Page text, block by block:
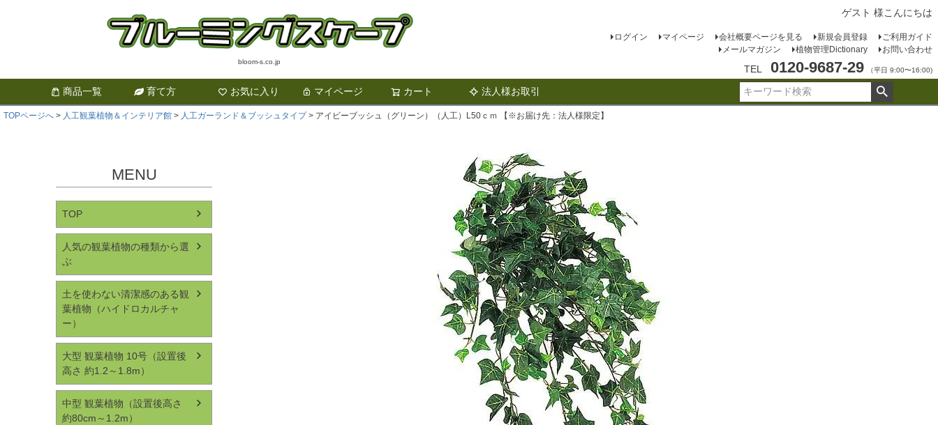
bloom-s.co.jp
ゲスト 様こんにちは
ログイン マイページ 会社概要ページを見る 新規会員登録
ご利用ガイド
メールマガジン
植物管理Dictionary お問い合わせ
TEL 0120-9687-29 （平日 9:00〜16:00)
商品一覧 育て方 お気に入り マイページ カート 法人様お取引
検索
TOPページへ 人工観葉植物＆インテリア館 人工ガーランド＆ブッシュタイプ アイビーブッシュ（グリーン）（人工）L50ｃｍ 【※お届け先：法人様限定】
MENU
TOP
人気の観葉植物の種類から選
ぶ
土を使わない清潔感のある観
葉植物（ハイドロカルチャ
ー）
大型 観葉植物 10号（設置後
高さ 約1.2～1.8m）
中型 観葉植物（設置後高さ
約80cm～1.2m）